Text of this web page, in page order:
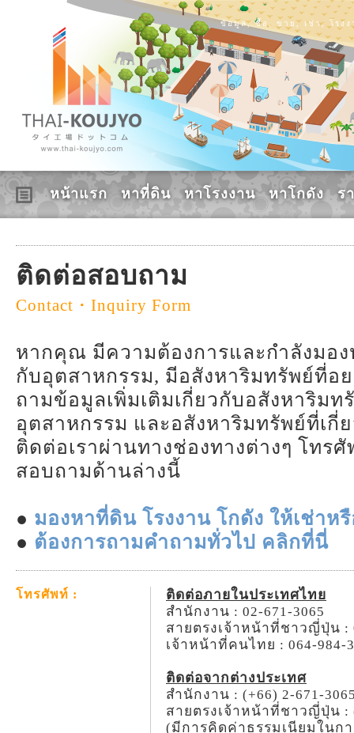
ข้อมูล, ซื้อ, ขาย, เช่า, โรง
หน้าแรก หาที่ดิน หาโรงงาน หาโกดัง ร
ติดต่อสอบถาม
Contact・Inquiry Form
หากคุณ มีความต้องการและกำลังมอ
กับอุตสาหกรรม, มีอสังหาริมทรัพย์ที่อ
ถามข้อมูลเพิ่มเติมเกี่ยวกับอสังหาริม
อุตสาหกรรม และอสังหาริมทรัพย์ที่เ
ติดต่อเราผ่านทางช่องทางต่างๆ โทร
สอบถามด้านล่างนี้
● มองหาที่ดิน โรงงาน โกดัง ให้เช่าห
● ต้องการถามคำถามทั่วไป คลิกที่นี่
โทรศัพท์ :
ติดต่อภายในประเทศไทย
สำนักงาน : 02-671-3065
สายตรงเจ้าหน้าที่ชาวญี่ปุ่น :
เจ้าหน้าที่คนไทย : 064-984-
ติดต่อจากต่างประเทศ
สำนักงาน : (+66) 2-671-
สายตรงเจ้าหน้าที่ชาวญี่ปุ่น :
(มีการคิดค่าธรรมเนียมในก